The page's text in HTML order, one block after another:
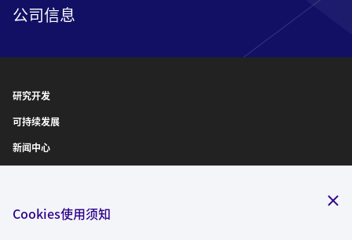
公司信息
研究开发
可持续发展
新闻中心
Cookies使用须知